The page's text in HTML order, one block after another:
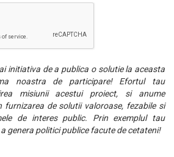
initiativa de a publica o solutie la aceasta
noastra de participare! Efortul tau
misiunii acestui proiect, si anume
furnizarea de solutii valoroase, fezabile si
de interes public. Prin exemplul tau
genera politici publice facute de cetateni!